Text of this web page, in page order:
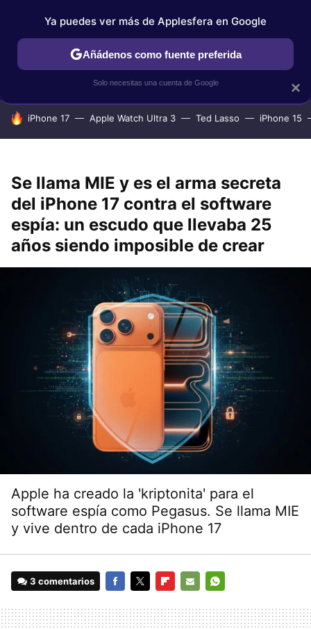
IPHONE TUTORIALES APPLESFERA SELECCIÓN
HOY SE HABLA DE
iPhone 17 Apple Watch Ultra 3 Ted Lasso iPhone 15
Se llama MIE y es el arma secreta
del iPhone 17 contra el software
espía: un escudo que llevaba 25
años siendo imposible de crear
Apple ha creado la 'kriptonita' para el
software espía como Pegasus. Se llama MIE
y vive dentro de cada iPhone 17
3 comentarios
MAIL
×
Ya puedes ver más de Applesfera en Google
Añádenos como fuente preferida
Solo necesitas una cuenta de Google